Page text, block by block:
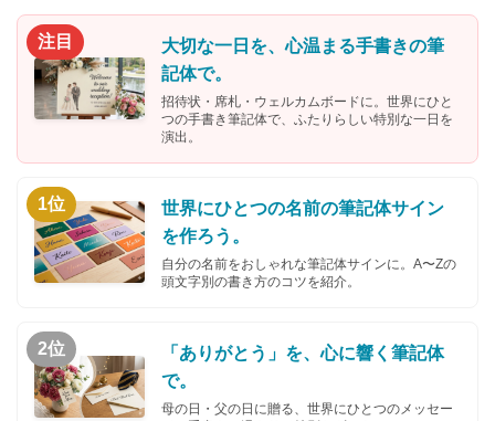
注目
大切な一日を、心温まる手書きの筆
記体で。
招待状・席札・ウェルカムボードに。世界にひと
つの手書き筆記体で、ふたりらしい特別な一日を
演出。
1位
世界にひとつの名前の筆記体サイン
を作ろう。
自分の名前をおしゃれな筆記体サインに。A〜Zの
頭文字別の書き方のコツを紹介。
2位
「ありがとう」を、心に響く筆記体
で。
母の日・父の日に贈る、世界にひとつのメッセー